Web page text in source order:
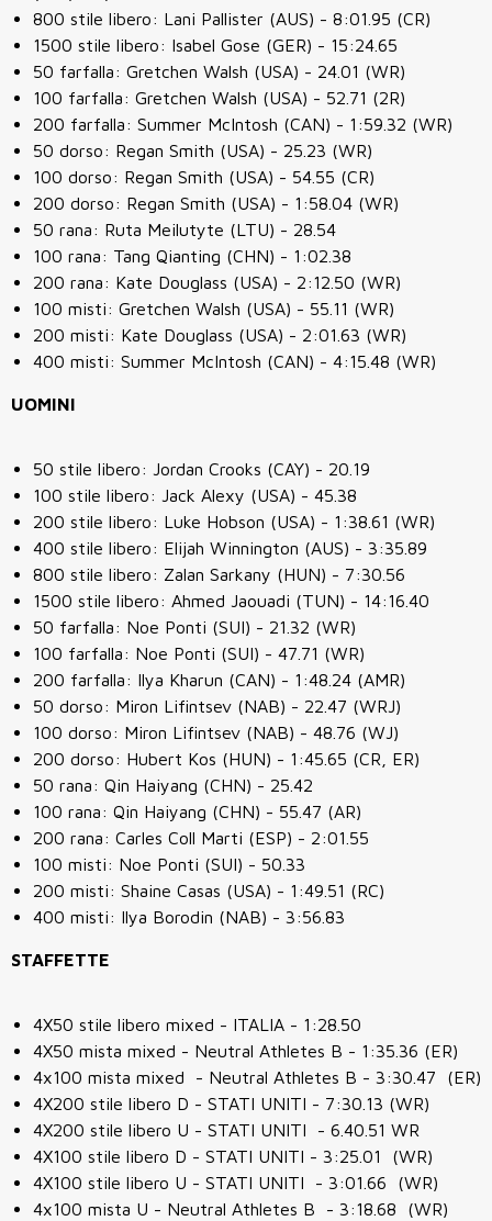
800 stile libero: Lani Pallister (AUS) - 8:01.95 (CR)
1500 stile libero: Isabel Gose (GER) - 15:24.65
50 farfalla: Gretchen Walsh (USA) - 24.01 (WR)
100 farfalla: Gretchen Walsh (USA) - 52.71 (2R)
200 farfalla: Summer McIntosh (CAN) - 1:59.32 (WR)
50 dorso: Regan Smith (USA) - 25.23 (WR)
100 dorso: Regan Smith (USA) - 54.55 (CR)
200 dorso: Regan Smith (USA) - 1:58.04 (WR)
50 rana: Ruta Meilutyte (LTU) - 28.54
100 rana: Tang Qianting (CHN) - 1:02.38
200 rana: Kate Douglass (USA) - 2:12.50 (WR)
100 misti: Gretchen Walsh (USA) - 55.11 (WR)
200 misti: Kate Douglass (USA) - 2:01.63 (WR)
400 misti: Summer McIntosh (CAN) - 4:15.48 (WR)
UOMINI
50 stile libero: Jordan Crooks (CAY) - 20.19
100 stile libero: Jack Alexy (USA) - 45.38
200 stile libero: Luke Hobson (USA) - 1:38.61 (WR)
400 stile libero: Elijah Winnington (AUS) - 3:35.89
800 stile libero: Zalan Sarkany (HUN) - 7:30.56
1500 stile libero: Ahmed Jaouadi (TUN) - 14:16.40
50 farfalla: Noe Ponti (SUI) - 21.32 (WR)
100 farfalla: Noe Ponti (SUI) - 47.71 (WR)
200 farfalla: Ilya Kharun (CAN) - 1:48.24 (AMR)
50 dorso: Miron Lifintsev (NAB) - 22.47 (WRJ)
100 dorso: Miron Lifintsev (NAB) - 48.76 (WJ)
200 dorso: Hubert Kos (HUN) - 1:45.65 (CR, ER)
50 rana: Qin Haiyang (CHN) - 25.42
100 rana: Qin Haiyang (CHN) - 55.47 (AR)
200 rana: Carles Coll Marti (ESP) - 2:01.55
100 misti: Noe Ponti (SUI) - 50.33
200 misti: Shaine Casas (USA) - 1:49.51 (RC)
400 misti: Ilya Borodin (NAB) - 3:56.83
STAFFETTE
4X50 stile libero mixed - ITALIA - 1:28.50
4X50 mista mixed - Neutral Athletes B - 1:35.36 (ER)
4x100 mista mixed - Neutral Athletes B - 3:30.47 (ER)
4X200 stile libero D - STATI UNITI - 7:30.13 (WR)
4X200 stile libero U - STATI UNITI - 6.40.51 WR
4X100 stile libero D - STATI UNITI - 3:25.01 (WR)
4X100 stile libero U - STATI UNITI - 3:01.66 (WR)
4x100 mista U - Neutral Athletes B - 3:18.68 (WR)